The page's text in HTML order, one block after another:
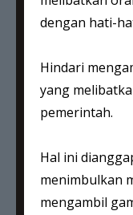
dengan hati-
Hindari
yang
pemerintah.
Hal ini
menimbulkan
mengambil